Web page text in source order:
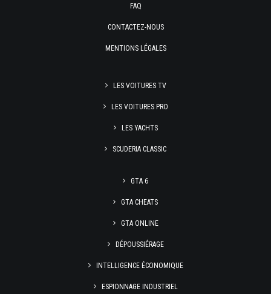
FAQ
CONTACTEZ-NOUS
MENTIONS LÉGALES
LES VOITURES TV
LES VOITURES PRO
LES YACHTS
SCUDERIA CLASSIC
GTA 6
GTA CHEATS
GTA ONLINE
DÉPOUSSIÉRAGE
INTELLIGENCE ÉCONOMIQUE
ESPIONNAGE INDUSTRIEL